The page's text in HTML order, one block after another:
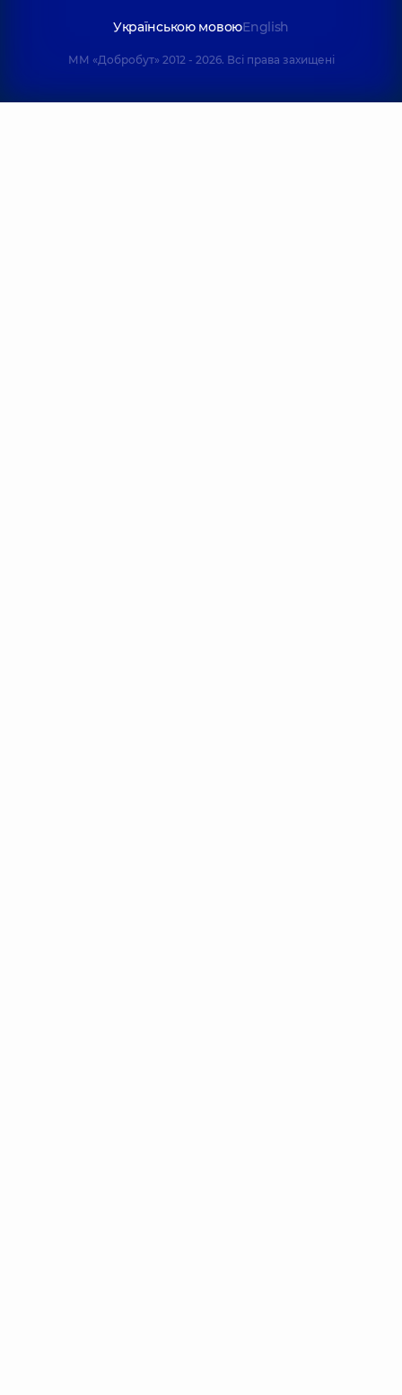
Українською мовоюEnglish
ММ «Добробут» 2012 - 2026. Всі права захищені